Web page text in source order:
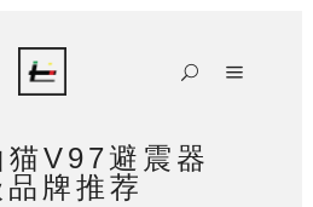
猫V97避震器
品牌推荐